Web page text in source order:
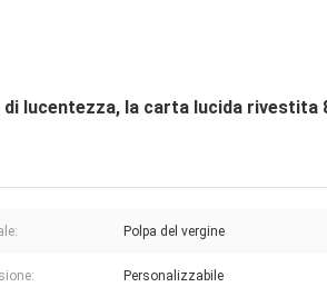
lucentezza, la carta lucida rivestita
Polpa del vergine
Personalizzabile